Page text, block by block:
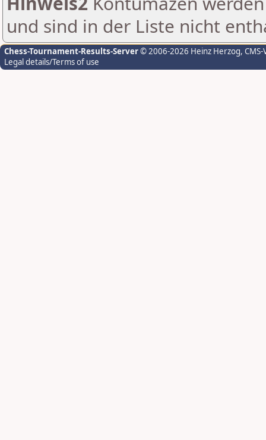
und sind in der Liste nicht
Chess-Tournament-Results-Server© 2006-2026 Heinz Herzog,
Legal details/Terms of use